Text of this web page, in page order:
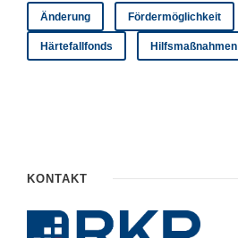
Änderung Fördermöglichkeit
Härtefallfonds Hilfsmaßnahmen
KONTAKT